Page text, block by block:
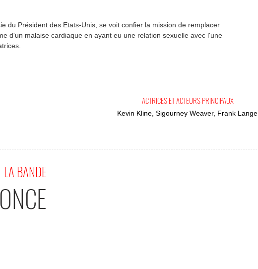
du Président des Etats-Unis, se voit confier la mission de remplacer
d'un malaise cardiaque en ayant eu une relation sexuelle avec l'une
ACTRICES ET ACTEURS PRINCIPAUX
Kevin Kline, Sigourney Weaver, Frank
LA BANDE